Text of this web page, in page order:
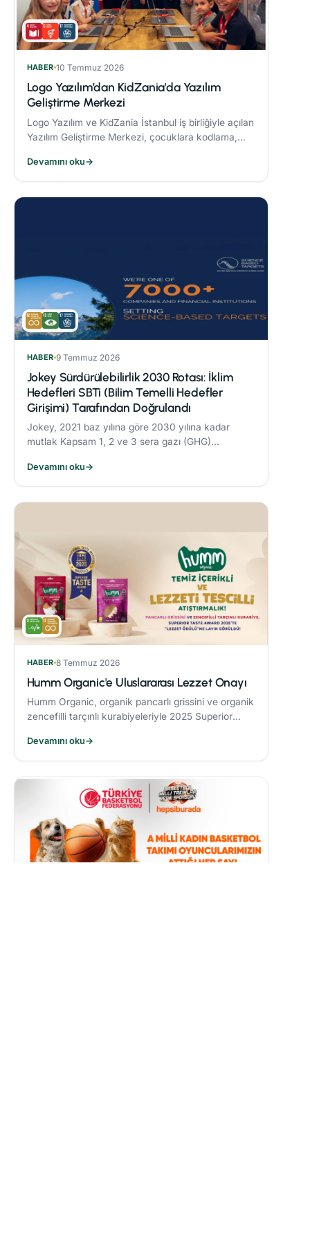
HABER 10 Temmuz 2026
Logo Yazılım’dan KidZania'da Yazılım
Geliştirme Merkezi
Logo Yazılım ve KidZania İstanbul iş birliğiyle açılan
Yazılım Geliştirme Merkezi, çocuklara kodlama,
kazandırmayı hedefliyor.
Devamını oku→
HABER 9 Temmuz 2026
Jokey Sürdürülebilirlik 2030 Rotası: İklim
Hedefleri SBTi (Bilim Temelli Hedefler
Girişimi) Tarafından Doğrulandı
Jokey, 2021 baz yılına göre 2030 yılına kadar
mutlak Kapsam 1, 2 ve 3 sera gazı (GHG)
etmektedir.
Devamını oku→
HABER 8 Temmuz 2026
Humm Organic'e Uluslararası Lezzet Onayı
Humm Organic, organik pancarlı grissini ve organik
zencefilli tarçınlı kurabiyeleriyle 2025 Superior
Devamını oku→